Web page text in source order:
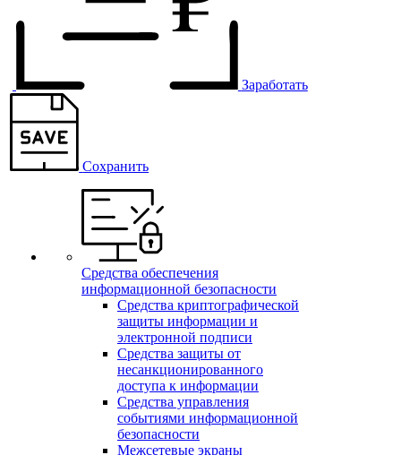
Заработать
Сохранить
Средства обеспечения
информационной безопасности
Средства криптографической
защиты информации и
электронной подписи
Средства защиты от
несанкционированного
доступа к информации
Средства управления
событиями информационной
безопасности
Межсетевые экраны